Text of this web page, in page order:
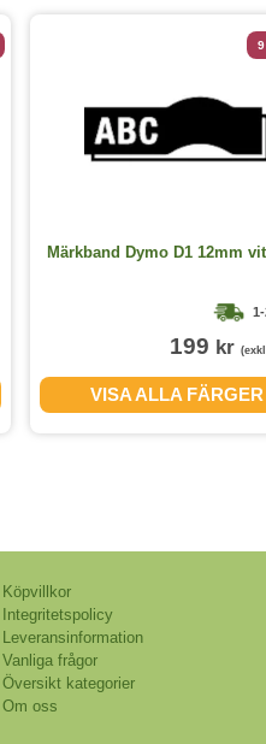
Märkband Dymo D1 12mm
199 kr
VISA ALLA FÄRGER
Köpvillkor
Integritetspolicy
Leveransinformation
Vanliga frågor
Översikt kategorier
Om oss